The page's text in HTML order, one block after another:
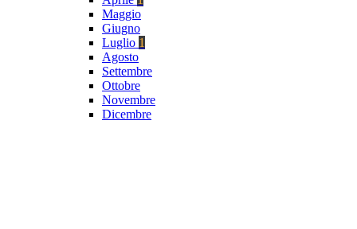
Maggio
Giugno
Luglio 1
Agosto
Settembre
Ottobre
Novembre
Dicembre